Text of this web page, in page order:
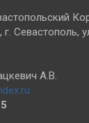
г. Севастополь,
А.В.